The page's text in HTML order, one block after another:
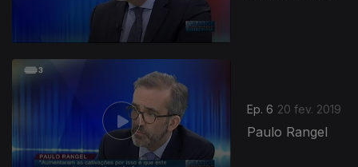
Ep. 6 20 fev. 2019
Paulo Rangel
389987